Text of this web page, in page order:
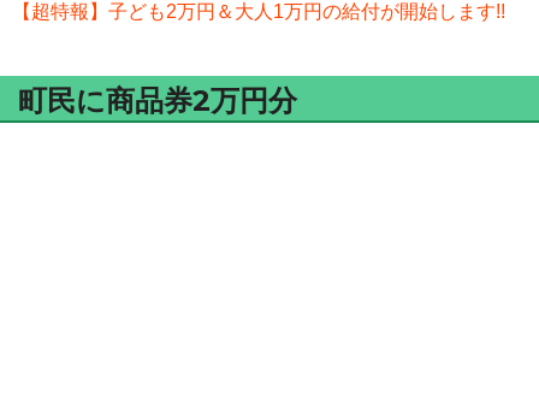
【超特報】子ども2万円＆大人1万円の給付が開始します!!
町民に商品券2万円分